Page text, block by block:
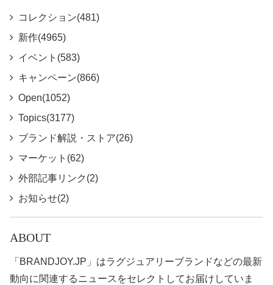
コレクション(481)
新作(4965)
イベント(583)
キャンペーン(866)
Open(1052)
Topics(3177)
ブランド解説・ストア(26)
マーケット(62)
外部記事リンク(2)
お知らせ(2)
ABOUT
「BRANDJOY.JP」はラグジュアリーブランドなどの最新
動向に関連するニュースをセレクトしてお届けしていま